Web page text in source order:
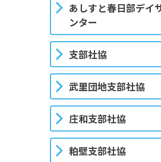
あしすと春日部デイ
ンター
支部社協
武里団地支部社協
庄和支部社協
粕壁支部社協